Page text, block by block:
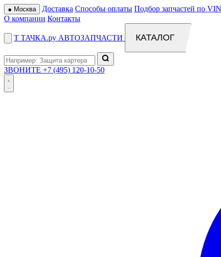
● Москва Доставка Способы оплаты Подбор запчастей по
О компании Контакты
Т ТАЧКА.ру АВТОЗАПЧАСТИ КАТАЛОГ
ЗВОНИТЕ +7 (495) 120-10-50